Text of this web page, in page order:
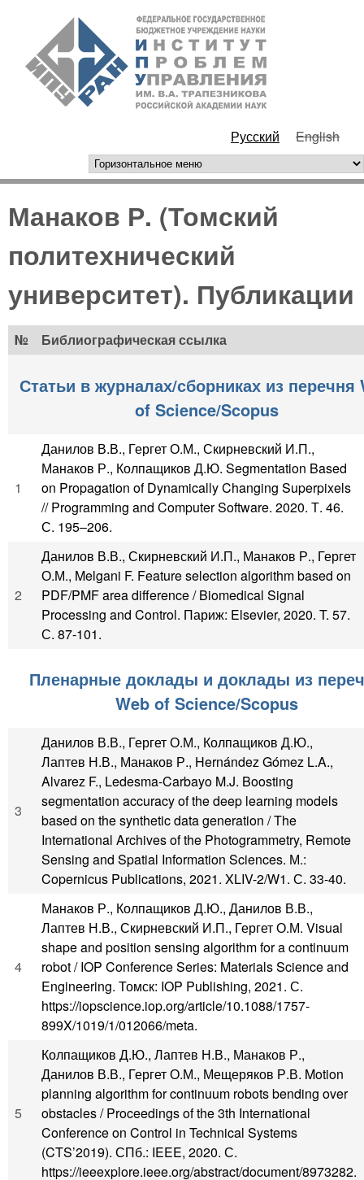
Перейти к основному
содержанию
РАН
Русский English
горизонтальное меню
Манаков Р. (Томский
политехнический
университет). Публикации
№ Библиографическая ссылка
Статьи в журналах/сборниках из перечня
of Science/Scopus
1
Данилов В.В., Гергет О.М., Скирневский И.П.,
Манаков Р., Колпащиков Д.Ю. Segmentation Based
on Propagation of Dynamically Changing Superpixels
// Programming and Computer Software. 2020. Т. 46.
С. 195–206.
2
Данилов В.В., Скирневский И.П., Манаков Р., Гергет
О.М., Melgani F. Feature selection algorithm based on
PDF/PMF area difference / Biomedical Signal
Processing and Control. Париж: Elsevier, 2020. T. 57.
С. 87-101.
Пленарные доклады и доклады из
Web of Science/Scopus
3
Данилов В.В., Гергет О.М., Колпащиков Д.Ю.,
Лаптев Н.В., Манаков Р., Hernández Gómez L.A.,
Alvarez F., Ledesma-Carbayo M.J. Boosting
segmentation accuracy of the deep learning models
based on the synthetic data generation / The
International Archives of the Photogrammetry, Remote
Sensing and Spatial Information Sciences. М.:
Copernicus Publications, 2021. XLIV-2/W1. С. 33-40.
4
Манаков Р., Колпащиков Д.Ю., Данилов В.В.,
Лаптев Н.В., Скирневский И.П., Гергет О.М. Visual
shape and position sensing algorithm for a continuum
robot / IOP Conference Series: Materials Science and
Engineering. Томск: IOP Publishing, 2021. С.
https://iopscience.iop.org/article/10.1088/1757-
899X/1019/1/012066/meta.
5
Колпащиков Д.Ю., Лаптев Н.В., Манаков Р.,
Данилов В.В., Гергет О.М., Мещеряков Р.В. Motion
planning algorithm for continuum robots bending over
obstacles / Proceedings of the 3th International
Conference on Control in Technical Systems
(CTS’2019). СПб.: IEEE, 2020. С.
https://ieeexplore.ieee.org/abstract/document/8973282.